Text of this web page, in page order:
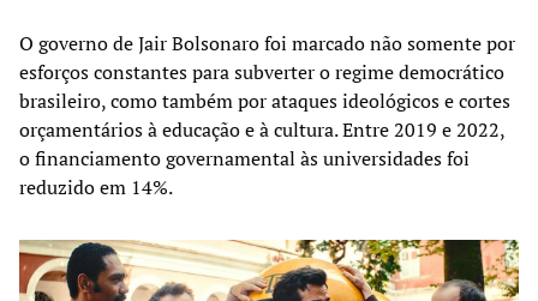
O governo de Jair Bolsonaro foi marcado não somente por
esforços constantes para subverter o regime democrático
brasileiro, como também por ataques ideológicos e cortes
orçamentários à educação e à cultura. Entre 2019 e 2022,
o financiamento governamental às universidades foi
reduzido em 14%.